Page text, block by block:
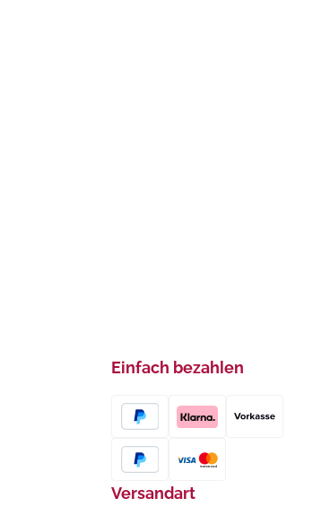
Einfach bezahlen
Versandart